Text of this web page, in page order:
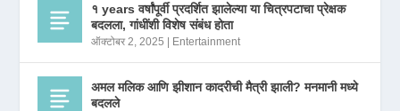
१ years वर्षांपूर्वी प्रदर्शित झालेल्या या चित्रपटाचा प्रेक्षक
बदलला, गांधींशी विशेष संबंध होता
ऑक्टोबर 2, 2025 | Entertainment
अमल मलिक आणि झीशान कादरीची मैत्री झाली? मनमानी मध्ये
बदलले